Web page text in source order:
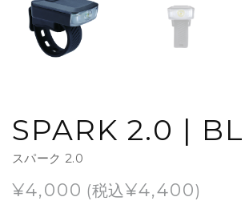
SPARK 2.0 |
スパーク 2.0
¥4,000 (税込¥4,400)